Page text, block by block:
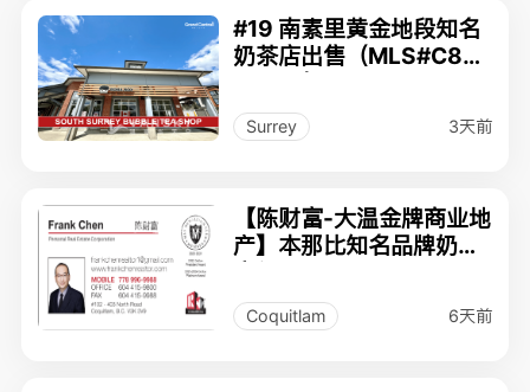
#19 南素里黄金地段知名
奶茶店出售（MLS#C80
Surrey 3天前
【陈财富-大温金牌商业地
产】本那比知名品牌奶茶
Coquitlam 6天前